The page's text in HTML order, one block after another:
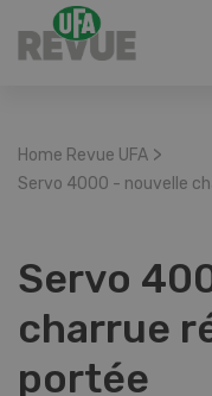
Home Revue UFA >
Servo 4000 - nouvelle
Servo
charrue
portée